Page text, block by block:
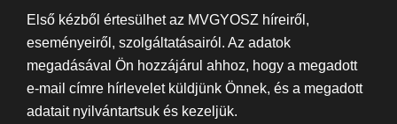
Első kézből értesülhet az MVGYOSZ híreiről,
eseményeiről, szolgáltatásairól. Az adatok
megadásával Ön hozzájárul ahhoz, hogy a megadott
e-mail címre hírlevelet küldjünk Önnek, és a megadott
adatait nyilvántartsuk és kezeljük.